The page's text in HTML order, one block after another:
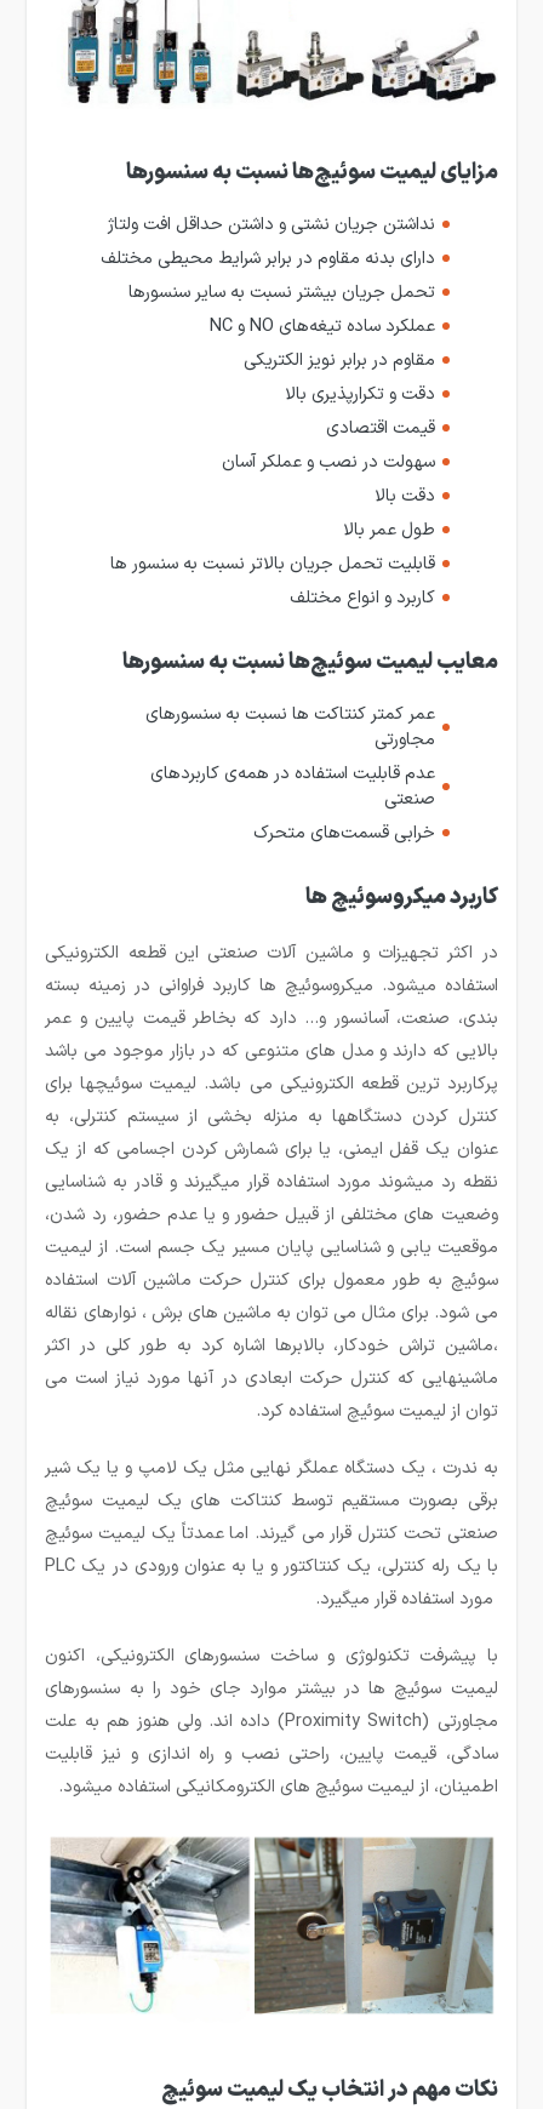
مزایای لیمیت سوئیچ‌ها نسبت به سنسورها
نداشتن جریان نشتی و داشتن حداقل افت ولتاژ
دارای بدنه مقاوم در برابر شرایط محیطی مختلف
تحمل جریان بیشتر نسبت به سایر سنسورها
عملکرد ساده تیغه‌های NO و NC
مقاوم در برابر نویز الکتریکی
دقت و تکرارپذیری بالا
قیمت اقتصادی
سهولت در نصب و عملکر آسان
دقت بالا
طول عمر بالا
قابلیت تحمل جریان بالاتر نسبت به سنسور ها
کاربرد و انواع مختلف
معایب لیمیت سوئیچ‌ها نسبت به سنسورها
عمر کمتر کنتاکت ها نسبت به سنسورهای
مجاورتی
عدم قابلیت استفاده در همه‌ی کاربردهای
صنعتی
خرابی قسمت‌های متحرک
کاربرد میکروسوئیچ ها
در اکثر تجهیزات و ماشین آلات صنعتی این قطعه الکترونیکی
استفاده میشود. میکروسوئیچ ها کاربرد فراوانی در زمینه بسته
بندی، صنعت، آسانسور و… دارد که بخاطر قیمت پایین و عمر
بالایی که دارند و مدل های متنوعی که در بازار موجود می باشد
پرکاربرد ترین قطعه الکترونیکی می باشد. لیمیت سوئیچ­ها برای
کنترل کردن دستگاه­ها به منزله بخشی از سیستم کنترلی، به
عنوان یک قفل ایمنی، یا برای شمارش کردن اجسامی که از یک
نقطه رد می­شوند مورد استفاده قرار می­گیرند و قادر به شناسایی
وضعیت های مختلفی از قبیل حضور و یا عدم حضور، رد شدن،
موقعیت یابی و شناسایی پایان مسیر یک جسم است. از لیمیت
سوئیچ به طور معمول برای کنترل حرکت ماشین آلات استفاده
می شود. برای مثال می توان به ماشین های برش ، نوارهای نقاله
،ماشین تراش خودکار، بالابرها اشاره کرد به طور کلی در اکثر
ماشین­هایی که کنترل حرکت ابعادی در آنها مورد نیاز است می
توان از لیمیت سوئیچ استفاده کرد.
به ندرت ، یک دستگاه عملگر نهایی مثل یک لامپ و یا یک شیر
برقی بصورت مستقیم توسط کنتاکت های یک لیمیت سوئیچ
صنعتی تحت کنترل قرار می­ گیرند. اما عمدتاً یک لیمیت سوئیچ
با یک رله کنترلی، یک کنتاکتور و یا به عنوان ورودی در یک PLC
مورد استفاده قرار میگیرد.
با پیشرفت تکنولوژی و ساخت سنسورهای الکترونیکی، اکنون
لیمیت سوئیچ ها در بیشتر موارد جای خود را به سنسور­های
مجاورتی (Proximity Switch) داده اند. ولی هنوز هم به علت
سادگی، قیمت پایین، راحتی نصب و راه اندازی و نیز قابلیت
اطمینان، از لیمیت سوئیچ های الکترومکانیکی استفاده می­شود.
نکات مهم در انتخاب یک لیمیت سوئیچ